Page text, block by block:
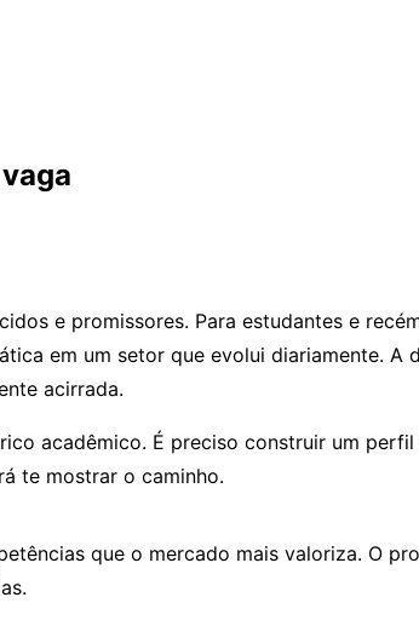
e promissores. Para estudantes e
em um setor que evolui diariamente.
acirrada.
acadêmico. É preciso construir um
te mostrar o caminho.
que o mercado mais valoriza. O